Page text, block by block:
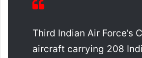
Third Indian Air Force’s
aircraft carrying 208